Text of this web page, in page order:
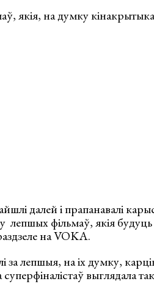
якія, на думку
далей і прапанавалі
лепшых фільмаў, якія
на VOKA.
за лепшыя, на іх думку,
выглядала